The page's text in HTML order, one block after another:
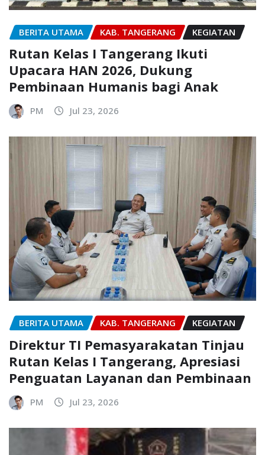
BERITA UTAMA KAB. TANGERANG KEGIATAN
Rutan Kelas I Tangerang Ikuti
Upacara HAN 2026, Dukung
Pembinaan Humanis bagi Anak
PM Jul 23, 2026
BERITA UTAMA KAB. TANGERANG KEGIATAN
Direktur TI Pemasyarakatan Tinjau
Rutan Kelas I Tangerang, Apresiasi
Penguatan Layanan dan Pembinaan
PM Jul 23, 2026